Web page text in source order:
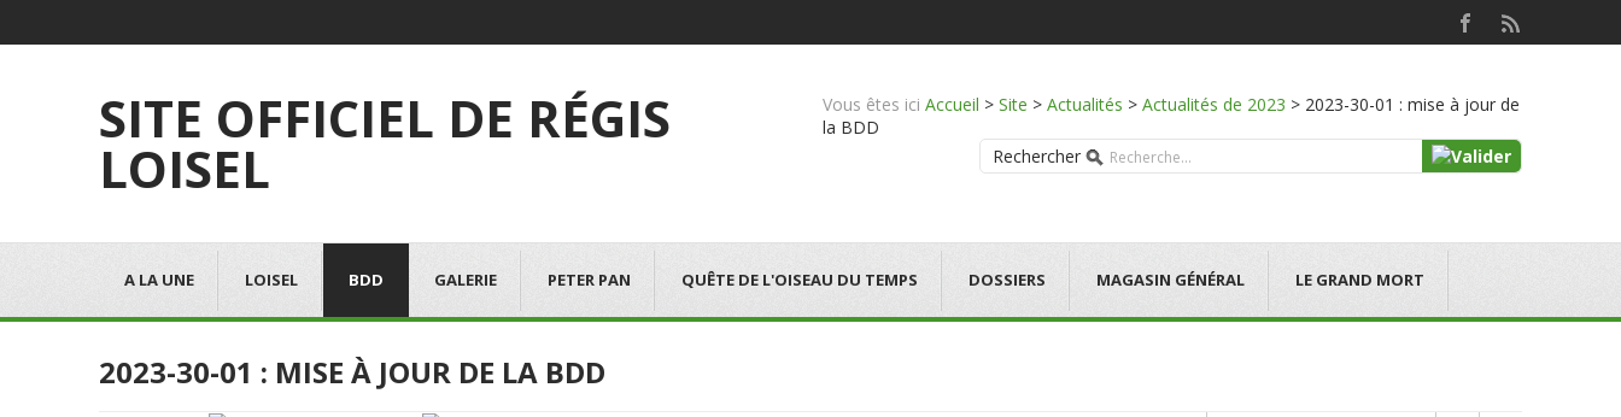
SITE OFFICIEL DE RÉGIS
LOISEL
Vous êtes ici Accueil > Site > Actualités > Actualités de 2023 > 2023-30-01 : mise à jour de
la BDD
Rechercher
A LA UNE LOISEL BDD GALERIE PETER PAN QUÊTE DE L'OISEAU DU TEMPS DOSSIERS MAGASIN GÉNÉRAL LE GRAND MORT
2023-30-01 : MISE À JOUR DE LA BDD